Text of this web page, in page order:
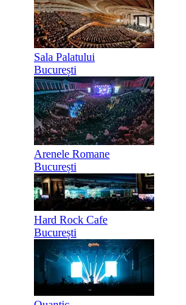
Sala Palatului
București
Arenele Romane
București
Hard Rock Cafe
București